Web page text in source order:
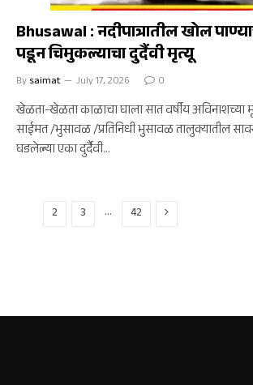
Bhusawal : नदीपात्रातील खोल
पडून चिमुकल्याचा दुर्दैवी मृत्यू
By saimat July 17, 2026 0
खेळता-खेळता काळाचा घाला सात वर्षीय अविनाशच्या
साईमत /भुसावळ /प्रतिनिधी भुसावळ तालुक्यातील
घडलेल्या एका दुर्दैवी…
2 3 … 42 Next